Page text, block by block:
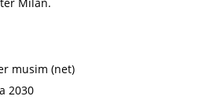
musim (net)
2030